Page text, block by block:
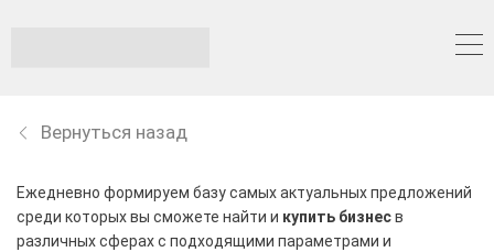
Вернуться назад
Ежедневно формируем базу самых актуальных предложений
среди которых вы сможете найти и купить бизнесв
различных сферах с подходящими параметрами и